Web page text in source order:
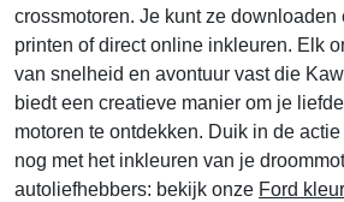
crossmotoren. Je kunt ze
printen of direct online inkleuren. Elk
van snelheid en avontuur vast die
biedt een creatieve manier om je
motoren te ontdekken. Duik in de
nog met het inkleuren van je
autoliefhebbers: bekijk onze Ford